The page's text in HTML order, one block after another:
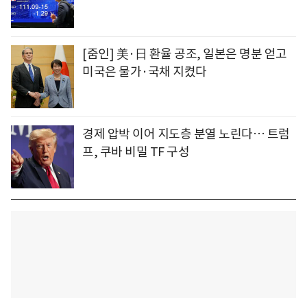
[줌인] 美·日 환율 공조, 일본은 명분 얻고
미국은 물가·국채 지켰다
경제 압박 이어 지도층 분열 노린다… 트럼
프, 쿠바 비밀 TF 구성